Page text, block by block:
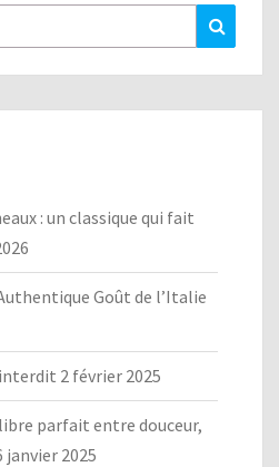
: un classique qui fait
Goût de l’Italie
2 février 2025
parfait entre douceur,
janvier 2025